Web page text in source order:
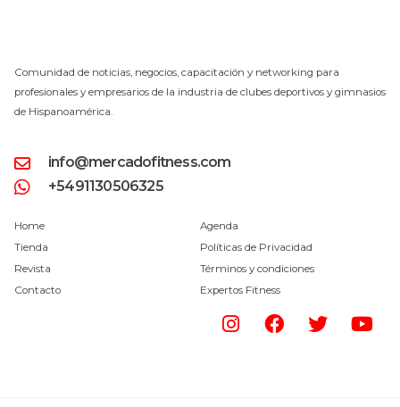
Comunidad de noticias, negocios, capacitación y networking para
profesionales y empresarios de la industria de clubes deportivos y gimnasios
de Hispanoamérica.
info@mercadofitness.com
+5491130506325
Home
Tienda
Revista
Contacto
Agenda
Políticas de Privacidad
Términos y condiciones
Expertos Fitness